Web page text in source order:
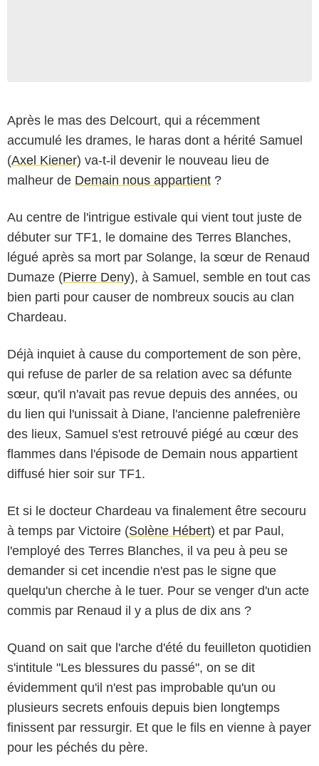
Après le mas des Delcourt, qui a récemment
accumulé les drames, le haras dont a hérité Samuel
(Axel Kiener) va-t-il devenir le nouveau lieu de
malheur de Demain nous appartient ?
Au centre de l'intrigue estivale qui vient tout juste de
débuter sur TF1, le domaine des Terres Blanches,
légué après sa mort par Solange, la sœur de Renaud
Dumaze (Pierre Deny), à Samuel, semble en tout cas
bien parti pour causer de nombreux soucis au clan
Chardeau.
Déjà inquiet à cause du comportement de son père,
qui refuse de parler de sa relation avec sa défunte
sœur, qu'il n'avait pas revue depuis des années, ou
du lien qui l'unissait à Diane, l'ancienne palefrenière
des lieux, Samuel s'est retrouvé piégé au cœur des
flammes dans l'épisode de Demain nous appartient
diffusé hier soir sur TF1.
Et si le docteur Chardeau va finalement être secouru
à temps par Victoire (Solène Hébert) et par Paul,
l'employé des Terres Blanches, il va peu à peu se
demander si cet incendie n'est pas le signe que
quelqu'un cherche à le tuer. Pour se venger d'un acte
commis par Renaud il y a plus de dix ans ?
Quand on sait que l'arche d'été du feuilleton quotidien
s'intitule "Les blessures du passé", on se dit
évidemment qu'il n'est pas improbable qu'un ou
plusieurs secrets enfouis depuis bien longtemps
finissent par ressurgir. Et que le fils en vienne à payer
pour les péchés du père.